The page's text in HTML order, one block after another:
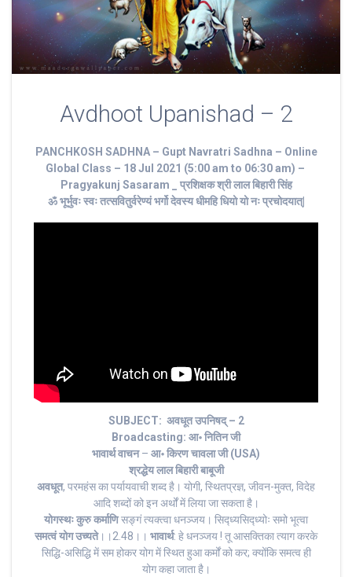
Avdhoot Upanishad – 2
PANCHKOSH SADHNA – Gupt Navratri Sadhna – Online
Global Class – 18 Jul 2021 (5:00 am to 06:30 am) –
Pragyakunj Sasaram _ प्रशिक्षक श्री लाल बिहारी सिंह
ॐ भूर्भुवः स्‍वः तत्‍सवितुर्वरेण्‍यं भर्गो देवस्य धीमहि धियो यो नः प्रचोदयात्‌|
SUBJECT: अवधूत उपनिषद् – 2
Broadcasting: आ॰ नितिन जी
भावार्थ वाचन– आ॰ किरण चावला जी (USA)
श्रद्धेय लाल बिहारी बाबूजी
अवधूत, परमहंस का पर्यायवाची शब्द है। योगी, स्थितप्रज्ञ, जीवन-मुक्त, विदेह
आदि शब्दों को इन अर्थों में लिया जा सकता है।
योगस्थः कुरु कर्माणिसङ्गं त्यक्त्वा धनञ्जय। सिद्ध्यसिद्ध्योः समो भूत्वा
समत्वं योग उच्यते।।2.48।। भावार्थ: हे धनञ्जय ! तू आसक्तिका त्याग करके
सिद्धि-असिद्धि में सम होकर योग में स्थित हुआ कर्मों को कर; क्योंकि समत्व ही
योग कहा जाता है।